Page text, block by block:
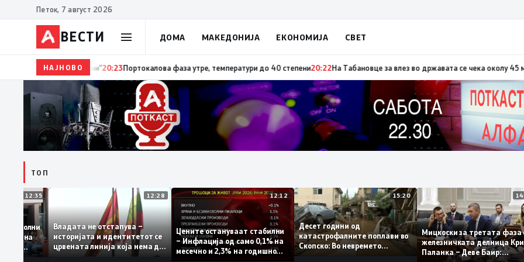
Петок, 7 август 2026
ВЕСТИ ДОМА МАКЕДОНИЈА ЕКОНОМИЈА СВЕТ
НАЈНОВО20:24Сиљановска Давкова на Свечената академија по повод „30 години Општина Вевчани“20:23Портокалова фаза утре,
ТОП
12:35
се задоволни
на
12:28
Владата не отстапува –
историјата и идентитетот се
црвената линија која нема да
се погази
12:12
Цените остануваат стабилни
– Инфлација од само 0,1% на
месечно и 2,3% на годишно
15:20
Десет години од
катастрофалните поплави во
Скопско: Во невремето
Мицкоски за третата
железничката делница
Паланка – Деве Баир: